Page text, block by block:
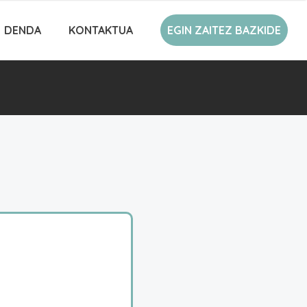
DENDA KONTAKTUA EGIN ZAITEZ BAZKIDE